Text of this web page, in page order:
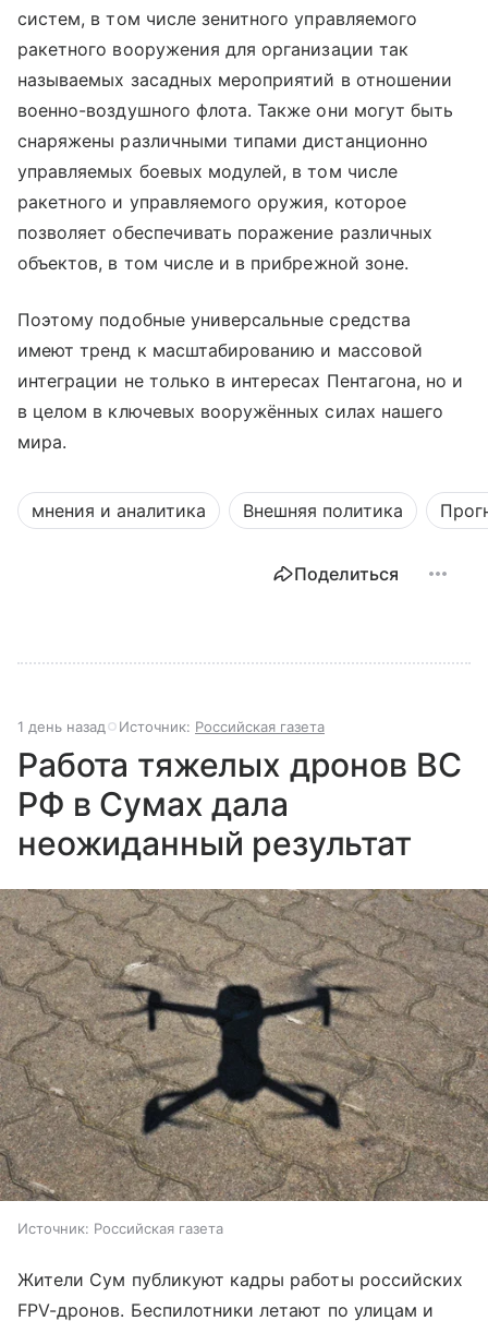
систем, в том числе зенитного управляемого
ракетного вооружения для организации так
называемых засадных мероприятий в отношении
военно-воздушного флота. Также они могут быть
снаряжены различными типами дистанционно
управляемых боевых модулей, в том числе
ракетного и управляемого оружия, которое
позволяет обеспечивать поражение различных
объектов, в том числе и в прибрежной зоне.
Поэтому подобные универсальные средства
имеют тренд к масштабированию и массовой
интеграции не только в интересах Пентагона, но и
в целом в ключевых вооружённых силах нашего
мира.
мнения и аналитика Внешняя политика
Поделиться
1 день назад Источник: Российская газета
Работа тяжелых дронов ВС
РФ в Сумах дала
неожиданный результат
Источник: Российская газета
Жители Сум публикуют кадры работы российских
FPV-дронов. Беспилотники летают по улицам и